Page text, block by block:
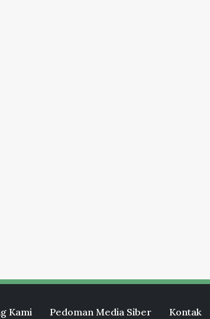
Kami Pedoman Media Siber Kontak